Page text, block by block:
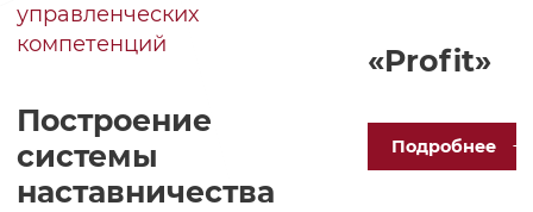
управленческих
компетенций
Построение
системы
наставничества
«Profit»
Подробнее